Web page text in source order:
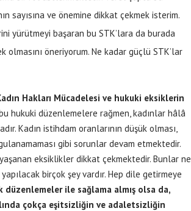
sayısına ve önemine dikkat çekmek isterim.
yürütmeyi başaran bu STK’lara da burada
öneriyorum. Ne kadar güçlü STK’lar
Hakları Mücadelesi ve hukuki eksiklerin
hukuki düzenlemelere rağmen, kadınlar hâlâ
Kadın istihdam oranlarının düşük olması,
gibi sorunlar devam etmektedir.
eksiklikler dikkat çekmektedir. Bunlar ne
birçok şey vardır. Hep dile getirmeye
düzenlemeler ile sağlama almış olsa da,
çokça eşitsizliğin ve adaletsizliğin